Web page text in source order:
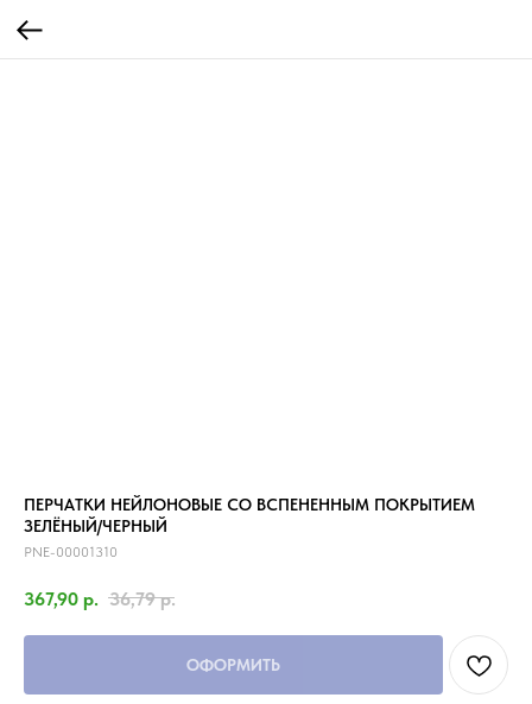
ПЕРЧАТКИ НЕЙЛОНОВЫЕ СО ВСПЕНЕННЫМ ПОКРЫТИЕМ
ЗЕЛЁНЫЙ/ЧЕРНЫЙ
PNE-00001310
367,90 р. 36,79 р.
ОФОРМИТЬ